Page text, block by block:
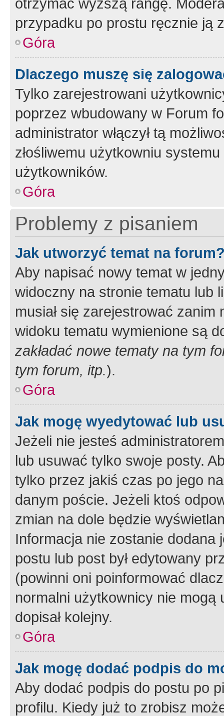
przypadku po prostu ręcznie ją
Góra
Dlaczego muszę się
Tylko zarejestrowani
poprzez wbudowany w Forum
administrator włączył tą
złośliwemu użytkowniu
użytkowników.
Góra
Problemy z pisaniem
Jak utworzyć temat na
Aby napisać nowy temat w
widoczny na stronie tematu lub
musiał się zarejestrować
widoku tematu wymienione są
zakładać nowe tematy na tym
tym forum, itp.).
Góra
Jak mogę wyedytować lub
Jeżeli nie jesteś
lub usuwać tylko swoje posty.
tylko przez jakiś czas po jego
danym poście. Jeżeli ktoś
zmian na dole będzie
Informacja nie zostanie dodana
postu lub post był edytowany
(powinni oni poinformować
normalni użytkownicy nie
dopisał kolejny.
Góra
Jak mogę dodać podpis do
Aby dodać podpis do postu po
profilu. Kiedy już to zrobisz